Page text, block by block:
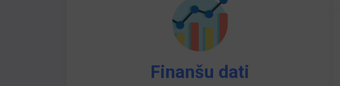
Finanšu dati